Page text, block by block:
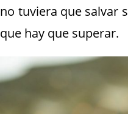
no tuviera que salvar
que hay que superar.